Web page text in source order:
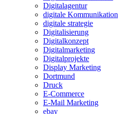
Digitalagentur
digitale Kommunikation
digitale strategie
Digitalisierung
Digitalkonzept
Digitalmarketing
Digitalprojekte
Display Marketing
Dortmund
Druck
E-Commerce
E-Mail Marketing
ebay